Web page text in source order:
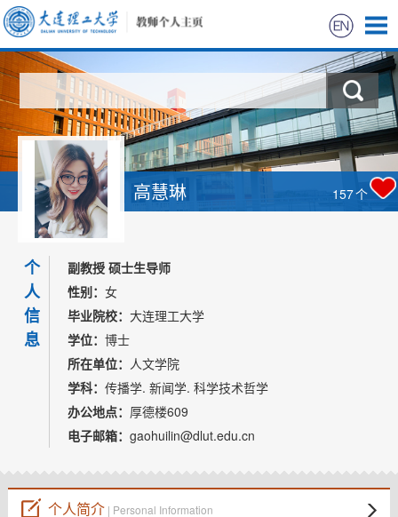
首页
科学研究
教学研究
获奖信息
招生信息
学生信息
高慧琳 157个
个
人
信
息
副教授 硕士生导师
性别： 女
毕业院校： 大连理工大学
学位： 博士
所在单位： 人文学院
学科： 传播学. 新闻学. 科学技术哲学
办公地点： 厚德楼609
电子邮箱： gaohuilin@dlut.edu.cn
个人简介| Personal Information